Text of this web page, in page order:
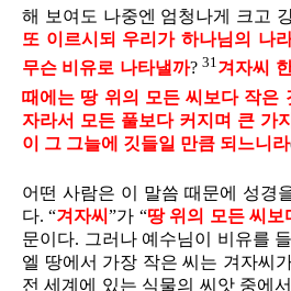
해 보여도 나중엔 엄청나게 크고
또 이르시되 우리가 하나님의 나
무슨 비유로 나타낼까?31겨자씨
때에는 땅 위의 모든 씨보다 작은
자라서 모든 풀보다 커지며 큰 가
이 그 그늘에 깃들일 만큼 되느니라
어떤 사람은 이 말씀 때문에 성경
다. “겨자씨”가 “땅 위의 모든 씨보
문이다. 그러나 예수님이 비유를
엘 땅에서 가장 작은 씨는 겨자씨
전 세계에 있는 식물의 씨앗 중에